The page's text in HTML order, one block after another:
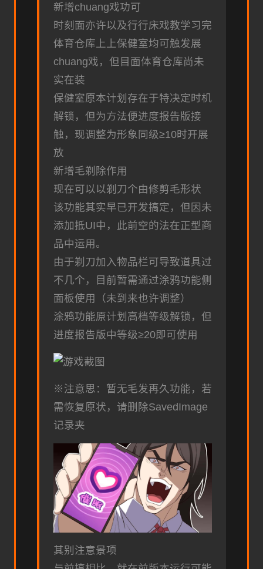
新增chuang戏功可
时刻面亦许以及行行床戏教学习完
体育仓库上上保健室均可触发展
chuang戏，但目面体育仓库尚未
实在装
保健室原本计划存在于特决定时机
解锁，但为方法便进度报告版接
触，现调整为形象同级≥10时开展
放
新增毛剃除作用
现在可以以剃刀个由修剪毛形状
该功能其实早已开发搞定，但因未
添加抵UI中，此前空的法在正型商
品中运用。
由于剃刀加入物品栏可导致道具过
不几个，目前暂需通过涂鸦功能侧
面板使用（未到来也许调整）
涂鸦功能原计划高档等级解锁，但
进度报告版中等级≥20即可使用
※注意思 ：暂无毛发再久功能，若
需恢复原状，请删除SavedImage
记录夹
其别注意景项